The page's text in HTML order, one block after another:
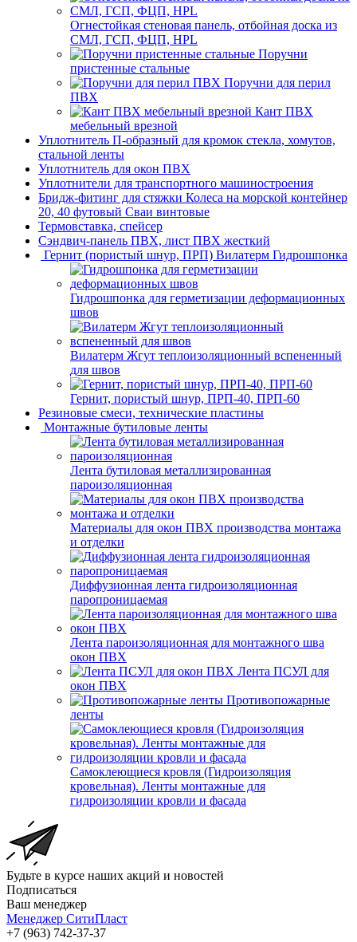
Огнестойкая стеновая панель, отбойная доска из
СМЛ, ГСП, ФЦП, HPL
Поручни
пристенные стальные
Поручни для перил
ПВХ
Кант ПВХ
мебельный врезной
Уплотнитель П-образный для кромок стекла, хомутов,
стальной ленты
Уплотнитель для окон ПВХ
Уплотнители для транспортного машиностроения
Бридж-фитинг для стяжки Колеса на морской контейнер
20, 40 футовый Сваи винтовые
Термовставка, спейсер
Сэндвич-панель ПВХ, лист ПВХ жесткий
Гернит (пористый шнур, ПРП) Вилатерм Гидрошпонка
Гидрошпонка для герметизации деформационных
швов
Вилатерм Жгут теплоизоляционный вспененный
для швов
Гернит, пористый шнур, ПРП-40, ПРП-60
Резиновые смеси, технические пластины
Монтажные бутиловые ленты
Лента бутиловая металлизированная
пароизоляционная
Материалы для окон ПВХ производства монтажа
и отделки
Диффузионная лента гидроизоляционная
паропроницаемая
Лента пароизоляционная для монтажного шва
окон ПВХ
Лента ПСУЛ для
окон ПВХ
Противопожарные
ленты
Самоклеющиеся кровля (Гидроизоляция
кровельная). Ленты монтажные для
гидроизоляции кровли и фасада
Будьте в курсе наших акций и новостей
Подписаться
Ваш менеджер
Менеджер СитиПласт
+7 (963) 742-37-37